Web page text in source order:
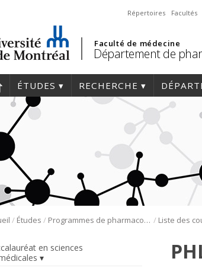
Répertoires Facultés
Faculté de médecine
Département de
ÉTUDES RECHERCHE
/ Études / Programmes de pharmacologie /
en sciences